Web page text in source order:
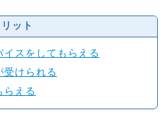
ット
スをしてもらえる
受けられる
らえる